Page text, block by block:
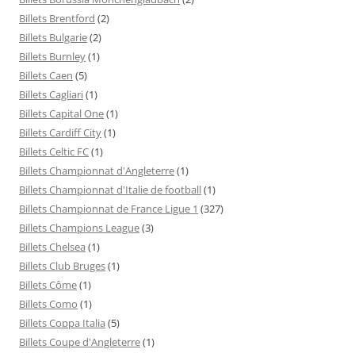
Billets Brentford (2)
Billets Bulgarie(2)
Billets Burnley(1)
Billets Caen (5)
Billets Cagliari(1)
Billets Capital One(1)
Billets Cardiff City(1)
Billets Celtic FC(1)
Billets Championnat d'Angleterre(1)
Billets Championnat d'Italie de football(1)
Billets Championnat de France Ligue 1 (327)
Billets Champions League(3)
Billets Chelsea (1)
Billets Club Bruges(1)
Billets Côme(1)
Billets Como (1)
Billets Coppa Italia (5)
Billets Coupe d'Angleterre(1)